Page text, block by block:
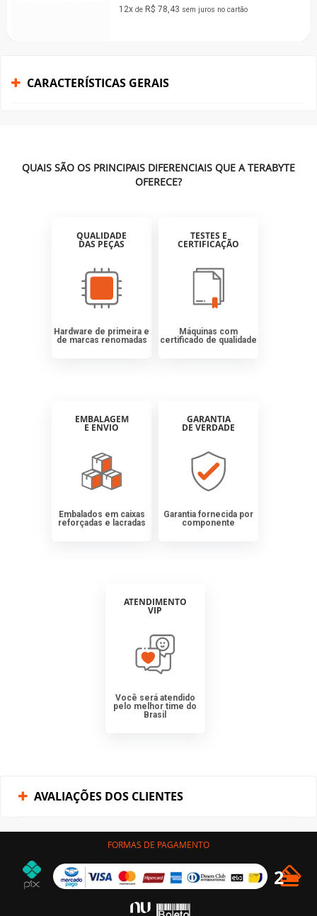
USB, RGB, Black
à vista
CARACTERÍSTICAS GERAIS
QUAIS SÃO OS PRINCIPAIS DIFERENCIAIS QUE A TERABYTE
OFERECE?
QUALIDADE
DAS PEÇAS
Hardware de primeira e
de marcas renomadas
TESTES E
CERTIFICAÇÃO
Máquinas com
certificado de qualidade
EMBALAGEM
E ENVIO
Embalados em caixas
reforçadas e lacradas
GARANTIA
DE VERDADE
Garantia fornecida por
componente
ATENDIMENTO
VIP
Você será atendido
pelo melhor time do
Brasil
AVALIAÇÕES DOS CLIENTES
FORMAS DE PAGAMENTO